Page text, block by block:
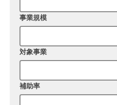
事業規模
対象事業
補助率